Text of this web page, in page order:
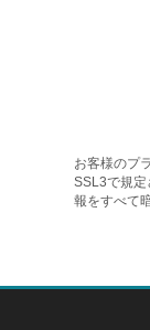
お客様のプ
SSL3で規定
報をすべて